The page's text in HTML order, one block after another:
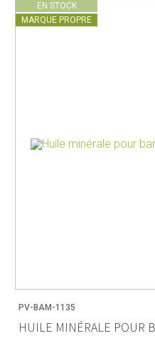
EN STOCK
MARQUE PROPRE
PV-BAM-1135
HUILE MINÉRALE POUR